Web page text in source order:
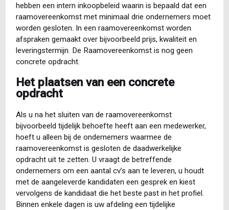
hebben een intern inkoopbeleid waarin is bepaald dat een
raamovereenkomst met minimaal drie ondernemers moet
worden gesloten. In een raamovereenkomst worden
afspraken gemaakt over bijvoorbeeld prijs, kwaliteit en
leveringstermijn. De Raamovereenkomst is nog geen
concrete opdracht.
Het plaatsen van een concrete
opdracht
Als u na het sluiten van de raamovereenkomst
bijvoorbeeld tijdelijk behoefte heeft aan een medewerker,
hoeft u alleen bij de ondernemers waarmee de
raamovereenkomst is gesloten de daadwerkelijke
opdracht uit te zetten. U vraagt de betreffende
ondernemers om een aantal cv’s aan te leveren, u houdt
met de aangeleverde kandidaten een gesprek en kiest
vervolgens de kandidaat die het beste past in het profiel.
Binnen enkele dagen is uw afdeling een tijdelijke